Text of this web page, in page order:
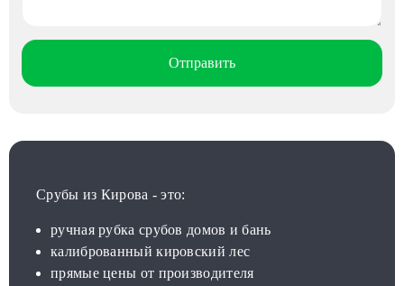
Срубы из Кирова - это:
ручная рубка срубов домов и бань
калиброванный кировский лес
прямые цены от производителя